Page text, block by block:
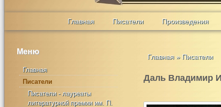
Главная Писатели Произведения
Меню
Главная
Писатели
Писатели - лауреаты
литературной премии им. П.
Главная » Писатели
Даль Владимир